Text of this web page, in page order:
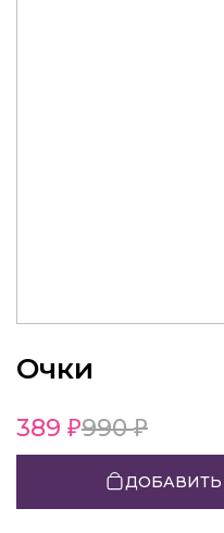
Очки
389 990